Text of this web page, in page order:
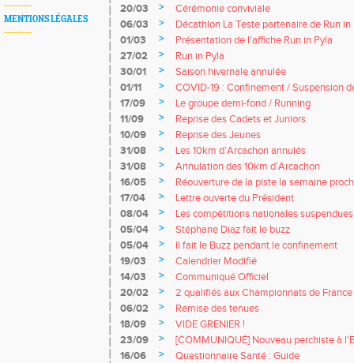
MENTIONS LÉGALES
20/03
>
Cérémonie conviviale
06/03
>
Décathlon La Teste partenaire de Run in
01/03
>
Présentation de l’affiche Run in Pyla
27/02
>
Run in Pyla
30/01
>
Saison hivernale annulée
01/11
>
COVID-19 : Confinement / Suspension
17/09
>
Le groupe demi-fond / Running
11/09
>
Reprise des Cadets et Juniors
10/09
>
Reprise des Jeunes
31/08
>
Les 10km d’Arcachon annulés
31/08
>
Annulation des 10km d’Arcachon
16/05
>
Réouverture de la piste la semaine
17/04
>
Lettre ouverte du Président
08/04
>
Les compétitions nationales
05/04
>
Stéphane Diaz fait le buzz
05/04
>
Il fait le Buzz pendant le confinement
19/03
>
Calendrier Modifié
14/03
>
Communiqué Officiel
20/02
>
2 qualifiés aux Championnats de
06/02
>
Remise des tenues
18/09
>
VIDE GRENIER !
23/09
>
[COMMUNIQUÉ] Nouveau perchiste à
16/06
>
Questionnaire Santé : Guide